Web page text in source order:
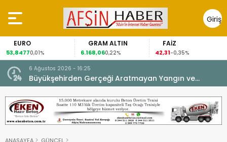
Giriş
Yap
EURO
53,84770,01%
GRAM ALTIN
6.168,060,22%
FAİZ
42,31-0,35%
6 Ağustos 2026 - 16:25
Büyükşehirden Gerçeği Aratmayan Yangın ve
Kurtarma Tatbikatı.
ANASAYFA
GÜNCEL